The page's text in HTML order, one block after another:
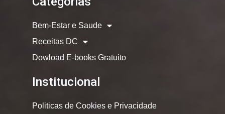
Bem-Estar e Saude
Receitas DC
Dowload E-books Gratuito
Institucional
Politicas de Cookies e Privacidade